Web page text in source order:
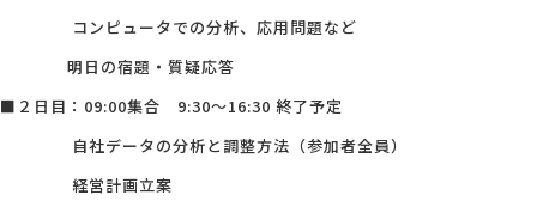
コンピュータでの分析、応用問題など
明日の宿題・質疑応答
■２日目：09:00集合 9:30～16:30 終了予定
自社データの分析と調整方法（参加者全員）
経営計画立案